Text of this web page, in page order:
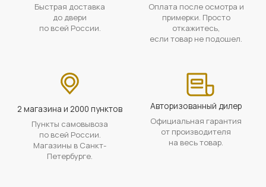
Быстрая доставка
до двери
по всей России.
Оплата после осмотра и
примерки. Просто
откажитесь,
если товар не подошел.
2 магазина и 2000 пунктов
Пункты самовывоза
по всей России.
Магазины в Санкт-
Петербурге.
Авторизованный дилер
Официальная гарантия
от производителя
на весь товар.